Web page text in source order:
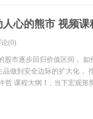
心的熊市 视频课
(0)
股市逐步回归价值区间，
做到安全边际的扩大化，
哲 课程大纲 1，当下宏观形